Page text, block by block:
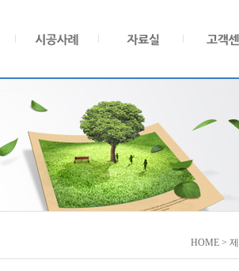
HOME >